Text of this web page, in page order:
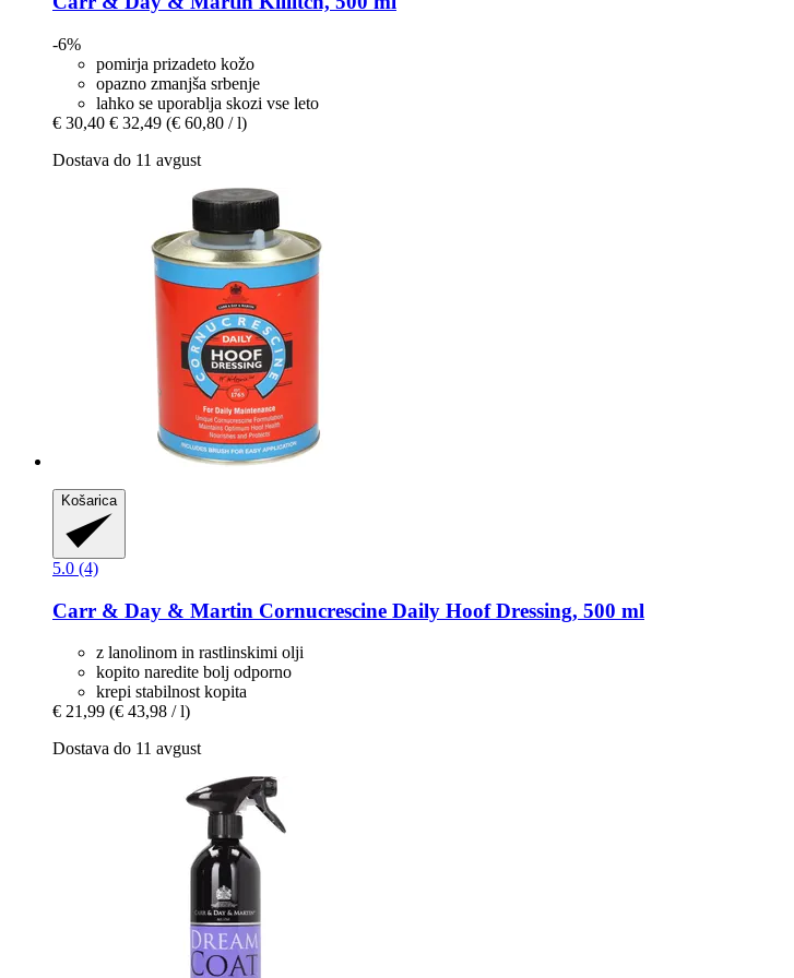
-6%
pomirja prizadeto kožo
opazno zmanjša srbenje
lahko se uporablja skozi vse leto
€ 30,40 € 32,49 (€ 60,80 / l)
Dostava do 11 avgust
Košarica
5.0 (4)
Carr & Day & Martin Cornucrescine Daily Hoof Dressing, 500 ml
z lanolinom in rastlinskimi olji
kopito naredite bolj odporno
krepi stabilnost kopita
€ 21,99 (€ 43,98 / l)
Dostava do 11 avgust